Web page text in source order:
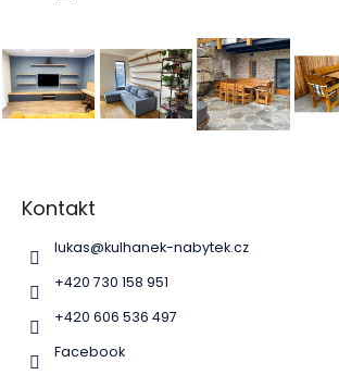
Kontakt
lukas@kulhanek-nabytek.cz
+420 730 158 951
+420 606 536 497
Facebook